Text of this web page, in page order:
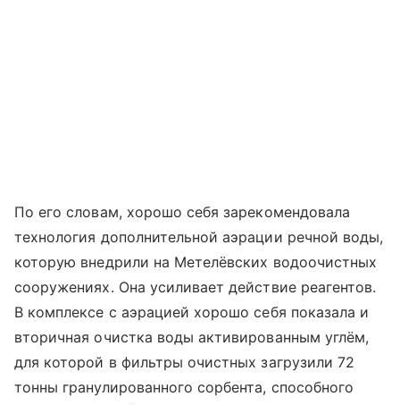
По его словам, хорошо себя зарекомендовала
технология дополнительной аэрации речной воды,
которую внедрили на Метелёвских водоочистных
сооружениях. Она усиливает действие реагентов.
В комплексе с аэрацией хорошо себя показала и
вторичная очистка воды активированным углём,
для которой в фильтры очистных загрузили 72
тонны гранулированного сорбента, способного